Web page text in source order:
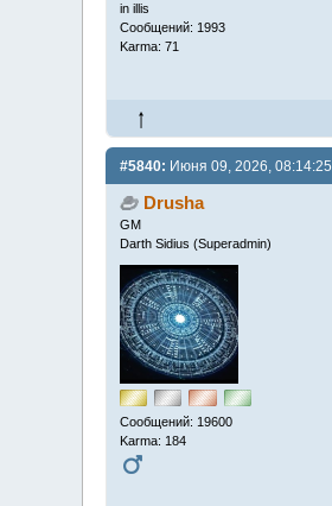
in illis
Сообщений: 1993
Karma: 71
#5840: Июня 09, 2026, 08:14:25
Drusha
GM
Darth Sidius (Superadmin)
Сообщений: 19600
Karma: 184